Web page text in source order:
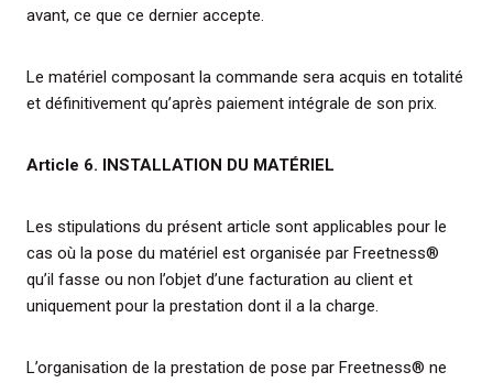
avant, ce que ce dernier accepte.
Le matériel composant la commande sera acquis en totalité
et définitivement qu’après paiement intégrale de son prix.
Article 6. INSTALLATION DU MATÉRIEL
Les stipulations du présent article sont applicables pour le
cas où la pose du matériel est organisée par Freetness®
qu’il fasse ou non l’objet d’une facturation au client et
uniquement pour la prestation dont il a la charge.
L’organisation de la prestation de pose par Freetness® ne